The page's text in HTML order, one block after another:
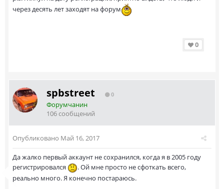
через десять лет заходят на форум
0
spbstreet 0
Форумчанин
106 сообщений
Опубликовано Май 16, 2017
Да жалко первый аккаунт не сохранился, когда я в 2005 году
регистрировался
. Ой мне просто не сфоткать всего,
реально много. Я конечно постараюсь.